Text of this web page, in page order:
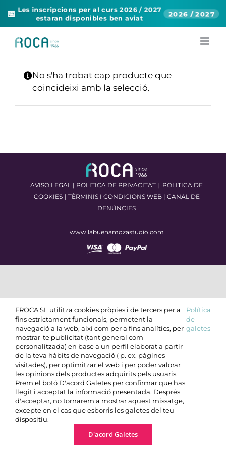
📅 Les inscripcions per al curs 2026 / 2027
estaran disponibles ben aviat
2026 / 2027
No s'ha trobat cap producte que
coincideixi amb la selecció.
AVISO LEGAL | POLITICA DE PRIVACITAT | POLITICA DE
COOKIES | TÈRMINIS I CONDICIONS WEB| CANAL DE
DENÚNCIES
www.labuenamozastudio.com
FROCA.SL utilitza cookies pròpies i de tercers per a
fins estrictament funcionals, permetent la
navegació a la web, així com per a fins analítics, per
mostrar-te publicitat (tant general com
personalitzada) en base a un perfil elaborat a partir
de la teva hàbits de navegació ( p. ex. pàgines
visitades), per optimitzar el web i per poder valorar
les opinions dels productes adquirits pels usuaris.
Prem el botó D'acord Galetes per confirmar que has
llegit i acceptat la informació presentada. Després
d'acceptar, no tornarem a mostrar aquest missatge,
excepte en el cas que esborris les galetes del teu
dispositiu.
Política
de
galetes
D'acord Galetes